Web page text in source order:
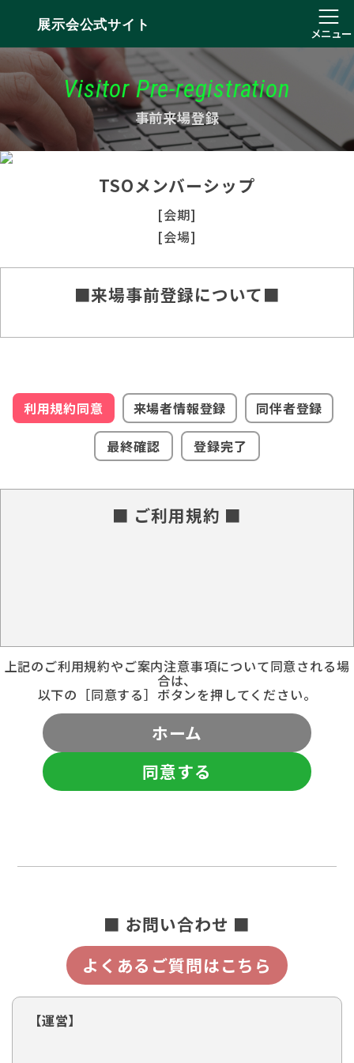
展示会公式サイト
メニュー
Visitor Pre-registration
事前来場登録
TSOメンバーシップ
[会期]
[会場]
■来場事前登録について■
利用規約同意 来場者情報登録
同伴者登録
最終確認
登録完了
■ ご利用規約 ■
上記のご利用規約やご案内注意事項について同意される場
合は、
以下の［同意する］ボタンを押してください。
ホーム
同意する
■ お問い合わせ ■
よくあるご質問はこちら
【運営】